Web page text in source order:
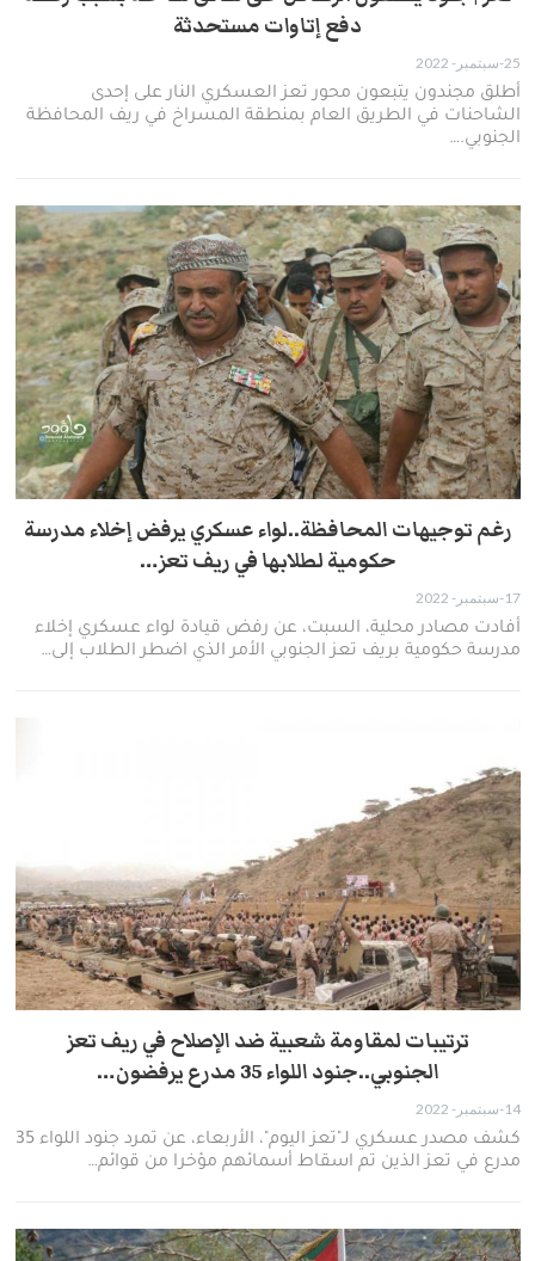
دفع إتاوات مستحدثة
25-سبتمبر- 2022
أطلق مجندون يتبعون محور تعز العسكري النار على إحدى
الشاحنات في الطريق العام بمنطقة المسراخ في ريف المحافظة
الجنوبي.…
رغم توجيهات المحافظة..لواء عسكري يرفض إخلاء مدرسة
حكومية لطلابها في ريف تعز…
17-سبتمبر- 2022
أفادت مصادر محلية، السبت، عن رفض قيادة لواء عسكري إخلاء
مدرسة حكومية بريف تعز الجنوبي الأمر الذي اضطر الطلاب إلى…
ترتيبات لمقاومة شعبية ضد الإصلاح في ريف تعز
الجنوبي..جنود اللواء 35 مدرع يرفضون…
14-سبتمبر- 2022
كشف مصدر عسكري لـ"تعز اليوم"، الأربعاء، عن تمرد جنود اللواء 35
مدرع في تعز الذين تم اسقاط أسمائهم مؤخرا من قوائم…